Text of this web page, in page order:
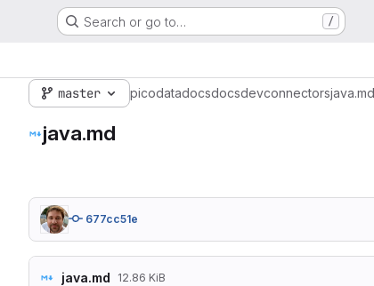
Search or go to… /
master picodatadocsdocsdevconnectorsjava.md
java.md
677cc51e
java.md 12.86 KiB